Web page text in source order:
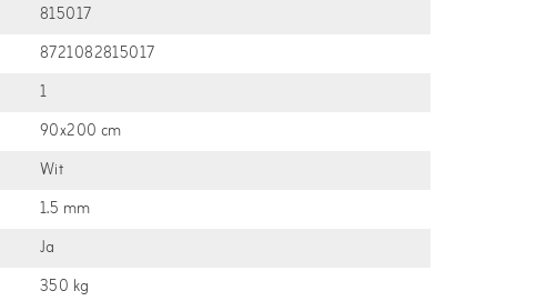
815017
8721082815017
1
90x200 cm
Wit
1.5 mm
Ja
350 kg